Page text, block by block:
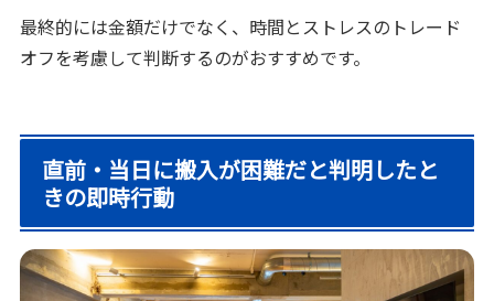
最終的には金額だけでなく、時間とストレスのトレード
オフを考慮して判断するのがおすすめです。
直前・当日に搬入が困難だと判明したと
きの即時行動